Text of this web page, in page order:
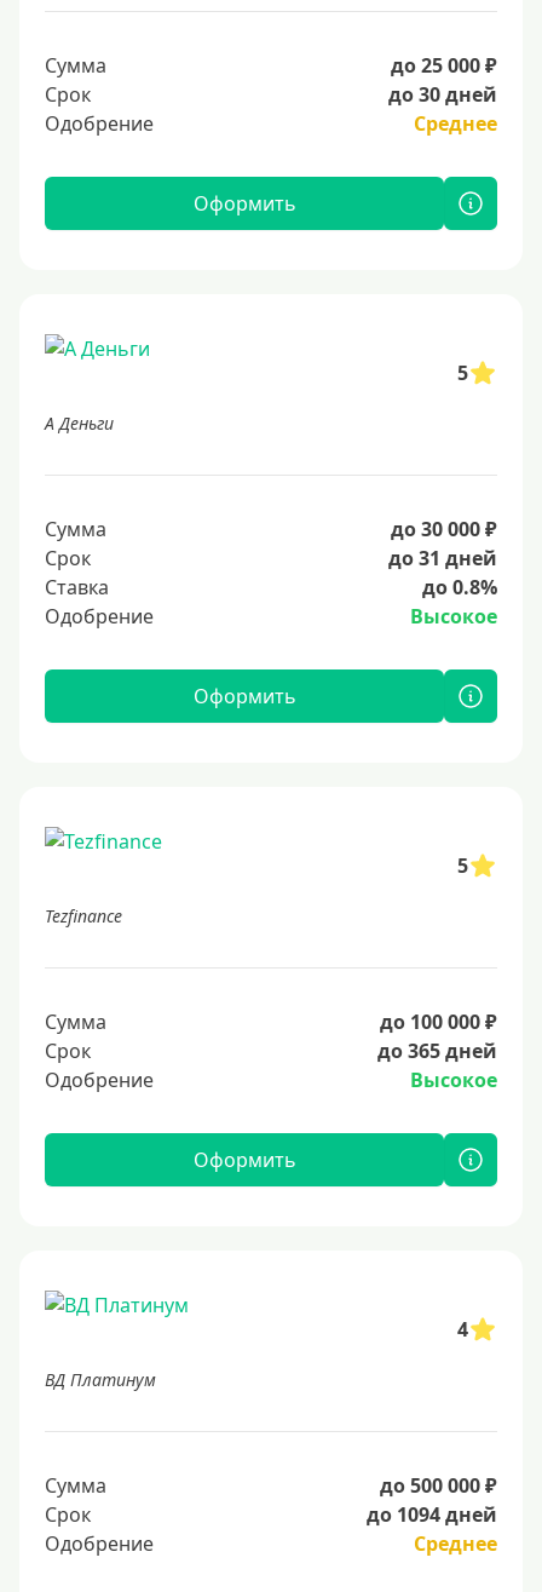
Сумма
до 25 000 ₽
Срок
до 30 дней
Одобрение
Среднее
Оформить
5
А Деньги
Сумма
до 30 000 ₽
Срок
до 31 дней
Ставка
до 0.8%
Одобрение
Высокое
Оформить
5
Tezfinance
Сумма
до 100 000 ₽
Срок
до 365 дней
Одобрение
Высокое
Оформить
4
ВД Платинум
Сумма
до 500 000 ₽
Срок
до 1094 дней
Одобрение
Среднее